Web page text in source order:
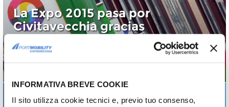
INFORMATIVA BREVE COOKIE
Il sito utilizza cookie tecnici e, previo tuo consenso,
La Expo 2015 pasa por
Civitavecchia gracias
al Terminal del Gusto
El primer análisis sobre el impacto
económico de los turistas extranjeros